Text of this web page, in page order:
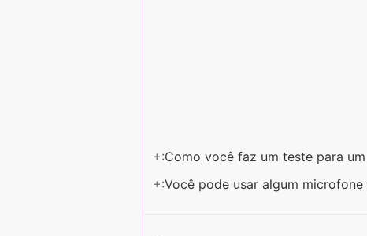
+:Como você faz um teste para
+:Você pode usar algum